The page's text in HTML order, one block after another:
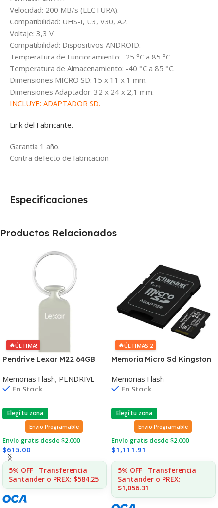
Velocidad: 200 MB/s (LECTURA).
Compatibilidad: UHS-I, U3, V30, A2.
Voltaje: 3,3 V.
Compatibilidad: Dispositivos ANDROID.
Temperatura de Funcionamiento: -25 °C a 85 °C.
Temperatura de Almacenamiento: -40 °C a 85 °C.
Dimensiones MICRO SD: 15 x 11 x 1 mm.
Dimensiones Adaptador: 32 x 24 x 2,1 mm.
INCLUYE: ADAPTADOR SD.
Link del Fabricante.
Garantía 1 año.
Contra defecto de fabricacíon.
Especificaciones
Productos Relacionados
🔥ÚLTIMA!
Pendrive Lexar M22 64GB
Memorias Flash, PENDRIVE
En Stock
Elegí tu zona
Envio Programable
Envío gratis desde $2.000
$615.00
5% OFF · Transferencia
Santander o PREX: $584.25
🔥ÚLTIMAS 2
Memoria Micro Sd Kingston
Memorias Flash
En Stock
Elegí tu zona
Envio Programable
Envío gratis desde $2.000
$1,111.91
5% OFF · Transferencia
Santander o PREX:
$1,056.31